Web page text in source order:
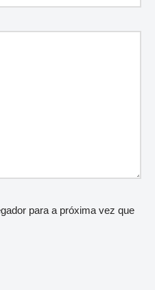
para a próxima vez que